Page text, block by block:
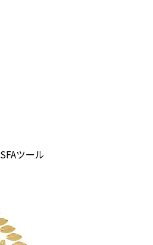
SFAツール